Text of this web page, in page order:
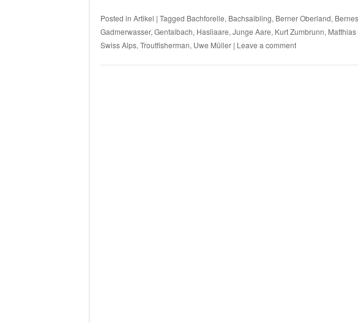
Posted in Artikel | Tagged Bachforelle, Bachsaibling, Berner Oberland,
Gadmerwasser, Gentalbach, Hasliaare, Junge Aare, Kurt Zumbrunn, Matthias
Swiss Alps, Troutfisherman, Uwe Müller | Leave a comment